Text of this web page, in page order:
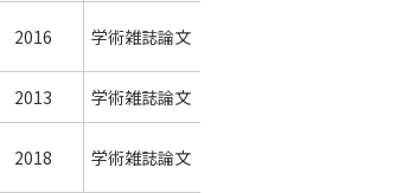
2016 学術雑誌論文
2013 学術雑誌論文
2018 学術雑誌論文